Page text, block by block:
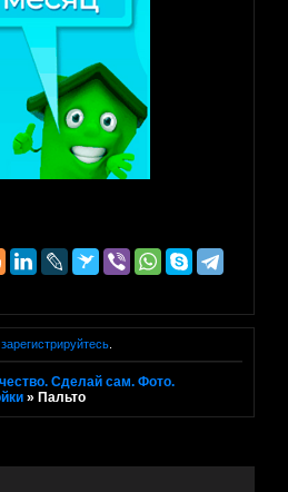
зарегистрируйтесь.
Сделай сам. Фото.
» Пальто